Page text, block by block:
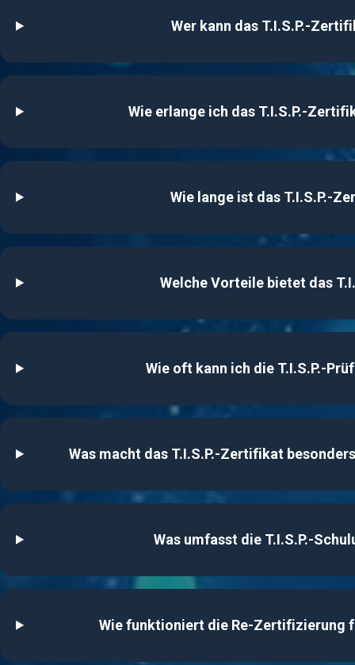
Wer kann das T.I.S.P.-
Wie erlange ich das T.I.S.P.-
Wie lange ist das T.I.S.P.-
Welche Vorteile bietet das
Wie oft kann ich die T.I.S.P.-
Was macht das T.I.S.P.-Zertifikat
Was umfasst die T.I.S.P.-
Wie funktioniert die Re-Zertifizierung